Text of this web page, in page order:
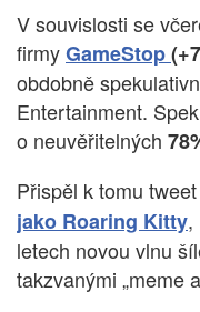
V souvislosti se
firmyGameStop
obdobně
Entertainment.
o neuvěřitelných
Přispěl k tomu tweet
jako Roaring Kitty,
letech novou vlnu
takzvanými „meme